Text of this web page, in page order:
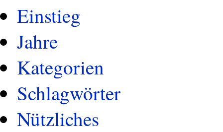
Einstieg
Jahre
Kategorien
Schlagwörter
Nützliches